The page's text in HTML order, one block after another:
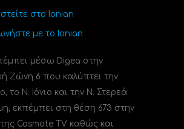
στο Ionian
με το Ionian
μέσω Digea στην
Ζώνη 6 που καλύπτει την
το N. Ιόνιο και την Ν. Στερεά
εκπέμπει στη θέση 673 στην
Cosmote TV καθώς και